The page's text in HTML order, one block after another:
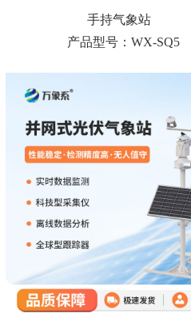
手持气象站
产品型号：WX-SQ5